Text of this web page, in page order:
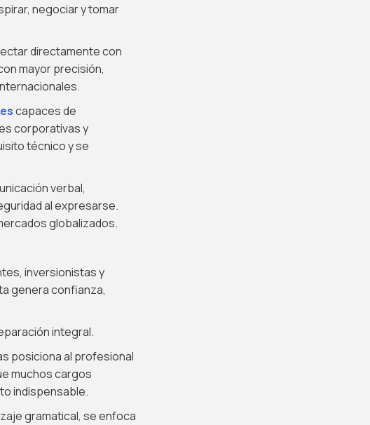
negociar y tomar
directamente con
mayor precisión,
capaces de
corporativas y
técnico y se
verbal,
al expresarse.
globalizados.
inversionistas y
genera confianza,
integral.
posiciona al profesional
muchos cargos
indispensable.
gramatical, se enfoca